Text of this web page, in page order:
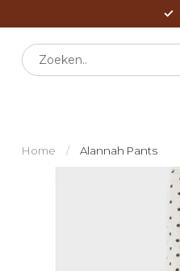
Home / Alannah Pants